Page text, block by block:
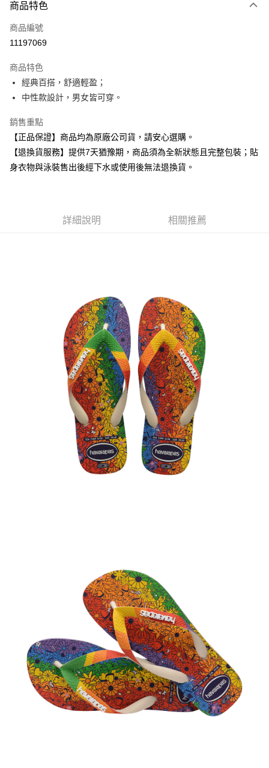
信用卡一次付款
超商取貨付款
運送方式
每筆NT$80，滿NT$599(含以上)免運費
每筆NT$80，滿NT$599(含以上)免運費
付款後7-11取貨
商品特色
商品編號
11197069
商品特色
經典百搭，舒適輕盈；
中性款設計，男女皆可穿。
銷售重點
【正品保證】商品均為原廠公司貨，請安心選購。
【退換貨服務】提供7天猶豫期，商品須為全新狀態且完整包裝；貼
身衣物與泳裝售出後經下水或使用後無法退換貨。
詳細說明 相關推薦